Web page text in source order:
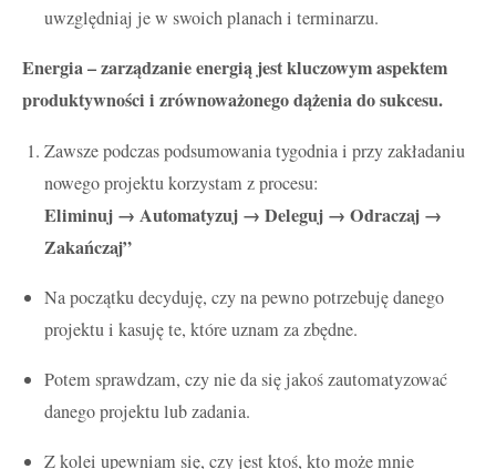
uwzględniaj je w swoich planach i terminarzu.
Energia – zarządzanie energią jest kluczowym aspektem
produktywności i zrównoważonego dążenia do sukcesu.
Zawsze podczas podsumowania tygodnia i przy zakładaniu
nowego projektu korzystam z procesu:
Eliminuj → Automatyzuj → Deleguj → Odraczaj →
Zakańczaj”
Na początku decyduję, czy na pewno potrzebuję danego
projektu i kasuję te, które uznam za zbędne.
Potem sprawdzam, czy nie da się jakoś zautomatyzować
danego projektu lub zadania.
Z kolei upewniam się, czy jest ktoś, kto może mnie